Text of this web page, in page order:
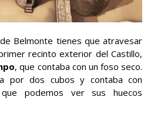
Belmonte tienes que atravesar
recinto exterior del Castillo,
, que contaba con un foso seco.
por dos cubos y contaba con
podemos ver sus huecos